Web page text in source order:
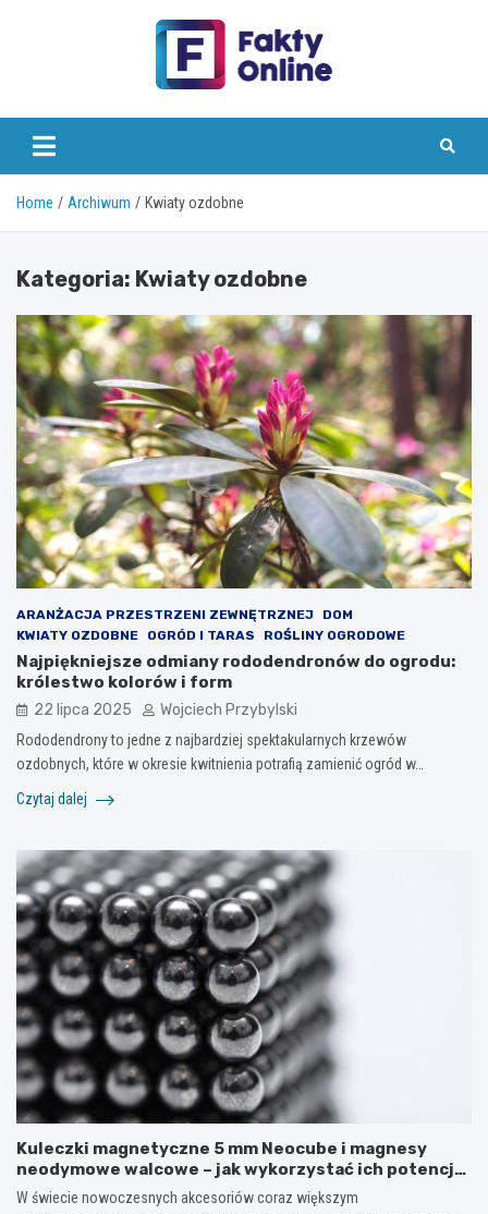
faktyonline.pl
Home Archiwum Kwiaty ozdobne
Kategoria: Kwiaty ozdobne
ARANŻACJA PRZESTRZENI ZEWNĘTRZNEJ
DOM
KWIATY OZDOBNE
OGRÓD I TARAS ROŚLINY OGRODOWE
Najpiękniejsze odmiany rododendronów do ogrodu:
królestwo kolorów i form
22 lipca 2025 Wojciech Przybylski
Rododendrony to jedne z najbardziej spektakularnych krzewów
ozdobnych, które w okresie kwitnienia potrafią zamienić ogród w…
Czytaj dalej
Kuleczki magnetyczne 5 mm Neocube i magnesy
neodymowe walcowe – jak wykorzystać ich potencjał
w kreatywnych i praktycznych zastosowaniach?
W świecie nowoczesnych akcesoriów coraz większym